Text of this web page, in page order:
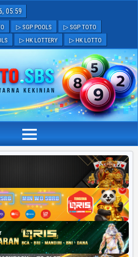
05:59
▷ SGP POOLS
▷ SGP TOTO
▷ HK LOTTERY ▷ HK LOTTO